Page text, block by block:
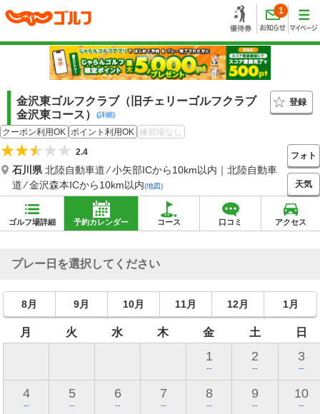
1
金沢東ゴルフクラブ（旧チェリーゴルフクラブ
金沢東コース）
(詳細)
登録
クーポン利用OK ポイント利用OK 練習場なし
2.4
石川県北陸自動車道 ⁄ 小矢部ICから10km以内｜北陸自動車
道 ⁄ 金沢森本ICから10km以内(地図)
フォト
天気
ゴルフ場詳細 予約カレンダー コース 口コミ アクセス
プレー日を選択してください
8月 9月 10月 11月 12月 1月
月 火 水 木 金 土 日
1
--
2
--
3
--
4
--
5
--
6
--
7
--
8
--
9
--
10
--